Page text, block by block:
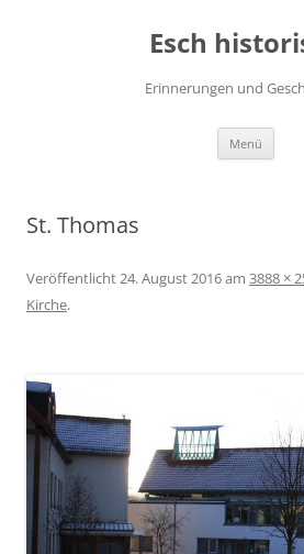
Esch
Erinnerungen und
Menü
St. Thomas
Veröffentlicht24. August 2016am 3888 ×
Kirche.